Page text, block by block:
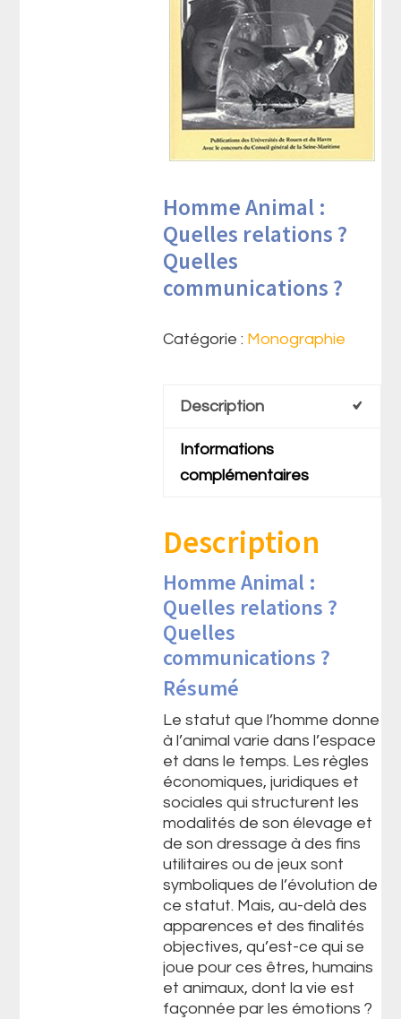
Homme Animal :
Quelles relations ?
Quelles
communications ?
Catégorie : Monographie
Description
Informations
complémentaires
Description
Homme Animal :
Quelles relations ?
Quelles
communications ?
Résumé
Le statut que l’homme donne
à l’animal varie dans l’espace
et dans le temps. Les règles
économiques, juridiques et
sociales qui structurent les
modalités de son élevage et
de son dressage à des fins
utilitaires ou de jeux sont
symboliques de l’évolution de
ce statut. Mais, au-delà des
apparences et des finalités
objectives, qu’est-ce qui se
joue pour ces êtres, humains
et animaux, dont la vie est
façonnée par les émotions ?